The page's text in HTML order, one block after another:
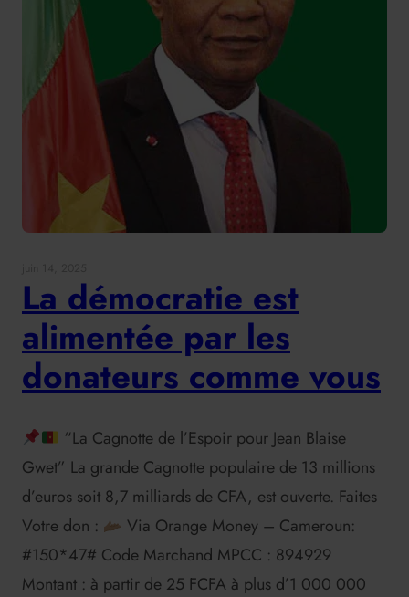
La démocratie est
alimentée par les
donateurs comme vous
“La Cagnotte de l’Espoir pour Jean Blaise
Gwet” La grande Cagnotte populaire de 13 millions
d’euros soit 8,7 milliards de CFA, est ouverte. Faites
Votre don :
Via Orange Money – Cameroun:
#150*47# Code Marchand MPCC : 894929
Montant : à partir de 25 FCFA à plus d’1 000 000